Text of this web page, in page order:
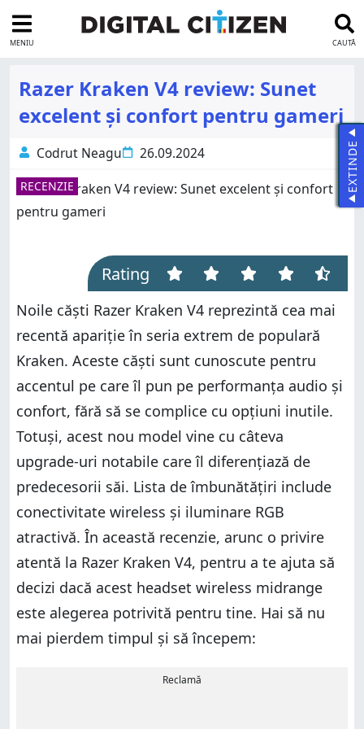
MENIU CAUTĂ
Razer Kraken V4 review: Sunet
excelent și confort pentru gameri
Codrut Neagu 26.09.2024
RECENZIE
Rating
Noile căști Razer Kraken V4 reprezintă cea mai
recentă apariție în seria extrem de populară
Kraken. Aceste căști sunt cunoscute pentru
accentul pe care îl pun pe performanța audio și
confort, fără să se complice cu opțiuni inutile.
Totuși, acest nou model vine cu câteva
upgrade-uri notabile care îl diferențiază de
predecesorii săi. Lista de îmbunătățiri include
conectivitate wireless și iluminare RGB
atractivă. În această recenzie, arunc o privire
atentă la Razer Kraken V4, pentru a te ajuta să
decizi dacă acest headset wireless midrange
este alegerea potrivită pentru tine. Hai să nu
mai pierdem timpul și să începem:
Reclamă
EXTINDE